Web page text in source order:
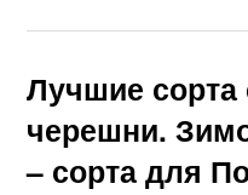
Лучшие
черешни.
– сорта для